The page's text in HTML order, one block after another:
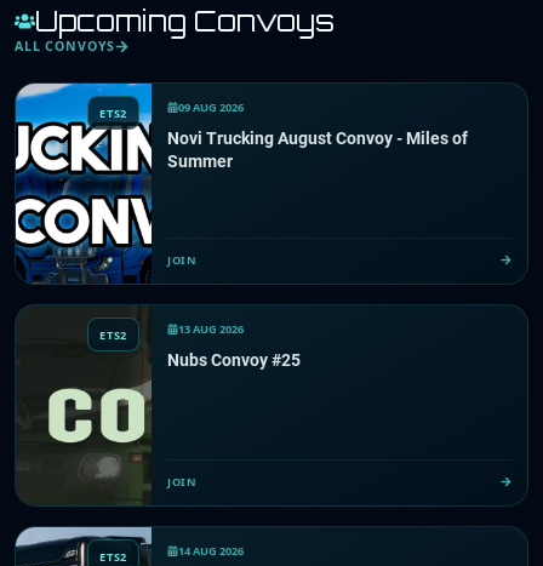
Upcoming Convoys
ALL CONVOYS
ETS2 09 AUG 2026
Novi Trucking August Convoy - Miles of
Summer
JOIN
ETS2 13 AUG 2026
Nubs Convoy #25
JOIN
ETS2 14 AUG 2026